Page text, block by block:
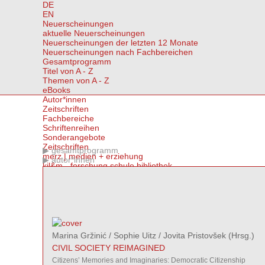
DE
EN
Neuerscheinungen
aktuelle Neuerscheinungen
Neuerscheinungen der letzten 12 Monate
Neuerscheinungen nach Fachbereichen
Gesamtprogramm
Titel von A - Z
Themen von A - Z
eBooks
Autor*innen
Zeitschriften
Fachbereiche
Schriftenreihen
Sonderangebote
Zeitschriften
merz | medien + erziehung
kjl&m - forschung.schule.bibliothek
Fachbereich kultur/pädagogik
Themen von A-Z
eBooks
eBooks kaufen
Open Access eBooks
gesamtprogramm
autor*innen
Marina Gržinić / Sophie Uitz / Jovita Pristovšek (Hrsg.)
CIVIL SOCIETY REIMAGINED
Citizens’ Memories and Imaginaries: Democratic Citizenship